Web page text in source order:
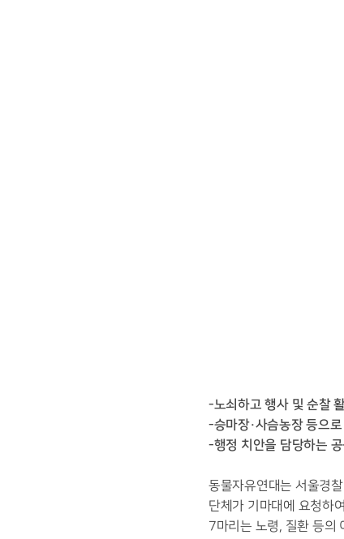
-노쇠하고 행사 및 순찰
-승마장·사슴농장 등으
-행정 치안을 담당하는
동물자유연대는 서울경
단체가 기마대에 요청하
7마리는 노령, 질환 등의